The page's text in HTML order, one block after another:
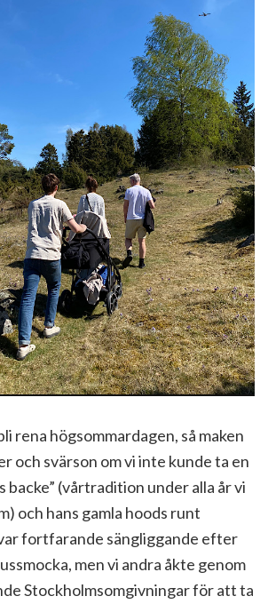
rena högsommardagen, så maken
och svärson om vi inte kunde ta en
backe” (vårtradition under alla år vi
och hans gamla hoods runt
fortfarande sängliggande efter
men vi andra åkte genom
Stockholmsomgivningar för att ta